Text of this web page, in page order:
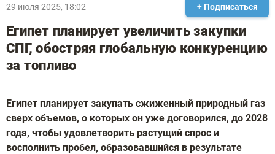
29 июля 2025, 18:02 + Подписаться
Египет планирует увеличить закупки
СПГ, обостряя глобальную конкуренцию
за топливо
Египет планирует закупать сжиженный природный газ
сверх объемов, о которых он уже договорился, до 2028
года, чтобы удовлетворить растущий спрос и
восполнить пробел, образовавшийся в результате